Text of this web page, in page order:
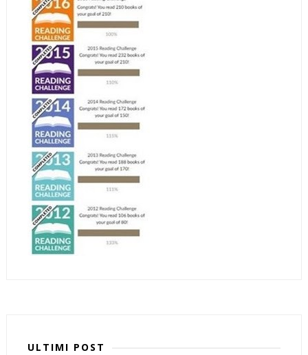
ULTIMI POST